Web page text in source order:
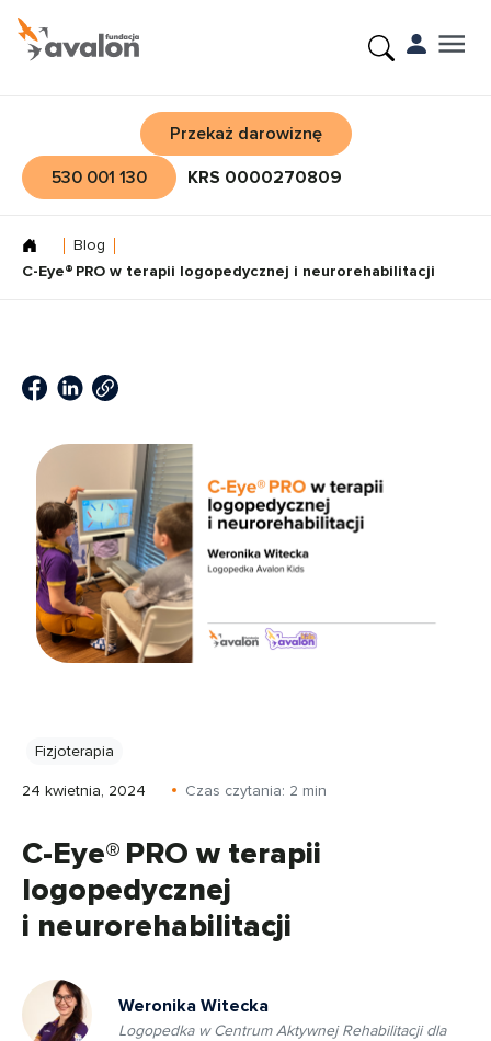
Przekaż darowiznę
530 001 130
KRS 0000270809
Blog
C-Eye® PRO w terapii logopedycznej i neurorehabilitacji
Fizjoterapia
24 kwietnia, 2024 Czas czytania: 2 min
C-Eye® PRO w terapii
logopedycznej
i neurorehabilitacji
Weronika Witecka
Logopedka w Centrum Aktywnej Rehabilitacji dla